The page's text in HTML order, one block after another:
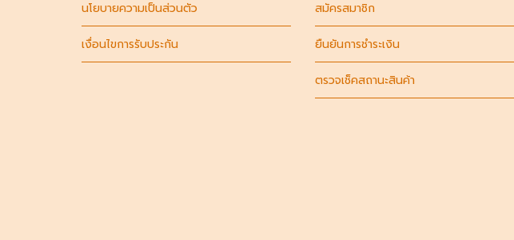
นโยบายความเป็นส่วนตัว
เงื่อนไขการรับประกัน
สมัครสมาชิก
ยืนยันการชำระเงิน
ตรวจเช็คสถานะสินค้า